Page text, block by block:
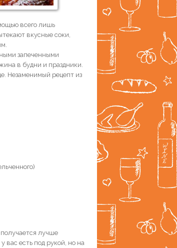
всего лишь
вкусные соки,
запеченными
в будни и праздники.
Незаменимый рецепт из
лучше
вас есть под рукой, но на